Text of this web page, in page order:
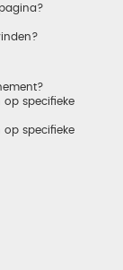
op specifieke
op specifieke